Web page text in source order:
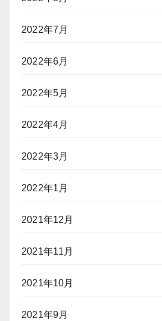
2022年7月
2022年6月
2022年5月
2022年4月
2022年3月
2022年1月
2021年12月
2021年11月
2021年10月
2021年9月